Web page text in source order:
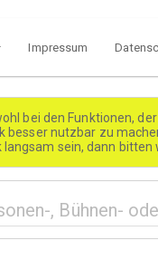
Impressum
bei den Funktionen,
besser nutzbar zu
sein, dann